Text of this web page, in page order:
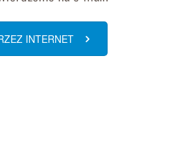
INTERNET